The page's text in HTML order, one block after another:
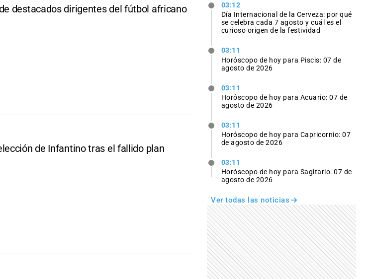
destacados dirigentes del fútbol africano
de Infantino tras el fallido plan
03:12
Día Internacional de la Cerveza: por qué
se celebra cada 7 agosto y cuál es el
curioso origen de la festividad
03:11
Horóscopo de hoy para Piscis: 07 de
agosto de 2026
03:11
Horóscopo de hoy para Acuario: 07 de
agosto de 2026
03:11
Horóscopo de hoy para Capricornio: 07
de agosto de 2026
03:11
Horóscopo de hoy para Sagitario: 07 de
agosto de 2026
Ver todas las noticias